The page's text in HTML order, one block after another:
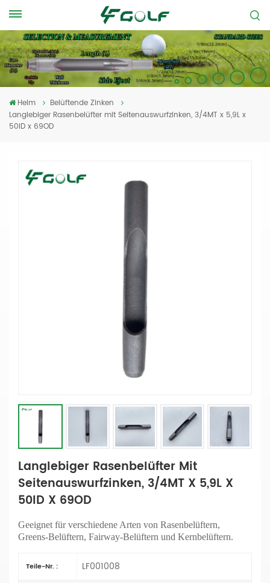
Heim
Belüftende Zinken
Langlebiger Rasenbelüfter mit Seitenauswurfzinken, 3/4MT x 5,9L x
50ID x 69OD
Langlebiger Rasenbelüfter Mit
Seitenauswurfzinken, 3/4MT X 5,9L X
50ID X 69OD
Geeignet für verschiedene Arten von Rasenbelüftern,
Greens-Belüftern, Fairway-Belüftern und Kernbelüftern.
Teile-Nr. : LF001008